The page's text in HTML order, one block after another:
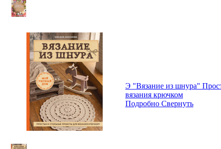
Э "Вязание из шнура"
вязания крючком
Подробно Свернуть